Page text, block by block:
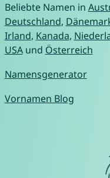
Beliebte Namen in
Deutschland,
Irland, Kanada,
USAund Österreich
Namensgenerator
Vornamen Blog